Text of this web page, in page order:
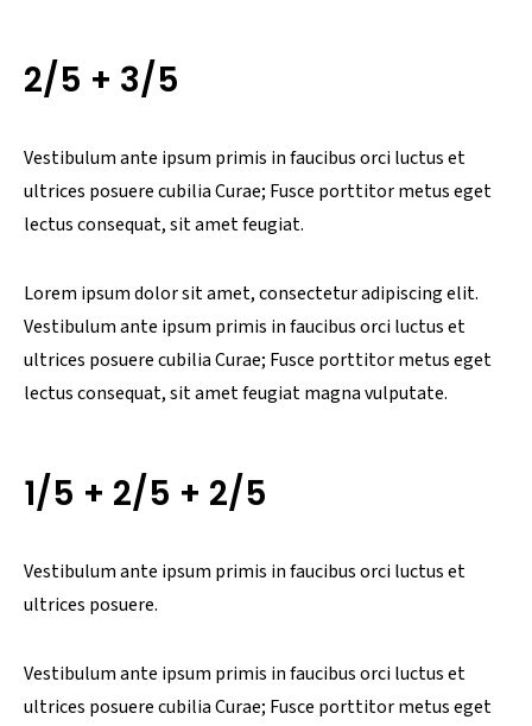
2/5 + 3/5
Vestibulum ante ipsum primis in faucibus orci luctus et
ultrices posuere cubilia Curae; Fusce porttitor metus eget
lectus consequat, sit amet feugiat.
Lorem ipsum dolor sit amet, consectetur adipiscing elit.
Vestibulum ante ipsum primis in faucibus orci luctus et
ultrices posuere cubilia Curae; Fusce porttitor metus eget
lectus consequat, sit amet feugiat magna vulputate.
1/5 + 2/5 + 2/5
Vestibulum ante ipsum primis in faucibus orci luctus et
ultrices posuere.
Vestibulum ante ipsum primis in faucibus orci luctus et
ultrices posuere cubilia Curae; Fusce porttitor metus eget